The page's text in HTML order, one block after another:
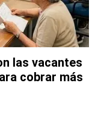
las vacantes
cobrar más